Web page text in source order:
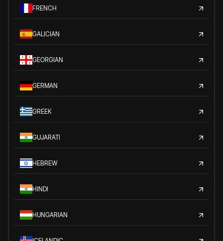
FRENCH
GALICIAN
GEORGIAN
GERMAN
GREEK
GUJARATI
HEBREW
HINDI
HUNGARIAN